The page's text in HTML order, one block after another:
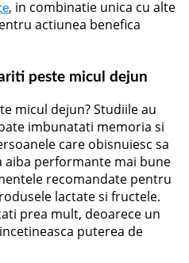
, in combinatie unica cu alte
actiunea benefica
peste micul dejun
micul dejun? Studiile au
imbunatati memoria si
care obisnuiesc sa
aiba performante mai bune
recomandate pentru
lactate si fructele.
prea mult, deoarece un
puterea de